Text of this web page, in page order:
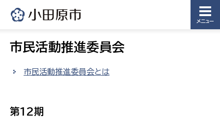
メニュー
市民活動推進委員会
市民活動推進委員会とは
第12期